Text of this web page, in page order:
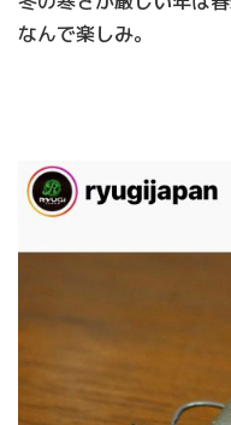
なんで楽しみ。